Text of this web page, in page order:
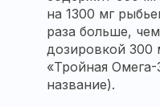
на 1300 мг
раза больше,
дозировкой 300
«Тройная
название).